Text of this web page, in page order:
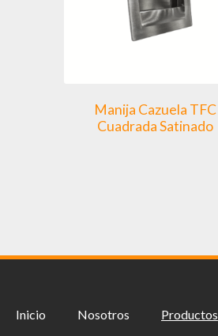
Manija Cazuela TFC
Cuadrada Satinado
Inicio Nosotros Productos